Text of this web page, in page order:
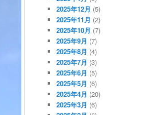
2025年12月 (5)
2025年11月 (2)
2025年10月 (7)
2025年9月 (7)
2025年8月 (4)
2025年7月 (3)
2025年6月 (5)
2025年5月 (6)
2025年4月 (20)
2025年3月 (6)